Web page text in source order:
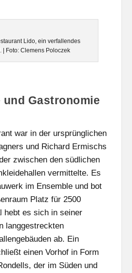
Lido, ein verfallendes
| Foto: Clemens Poloczek
Gastronomie
war in der ursprünglichen
und Richard Ermischs
zwischen den südlichen
vermittelte. Es
im Ensemble und bot
Platz für 2500
hebt es sich in seiner
langgestreckten
ab. Ein
einen Vorhof in Form
der im Süden und